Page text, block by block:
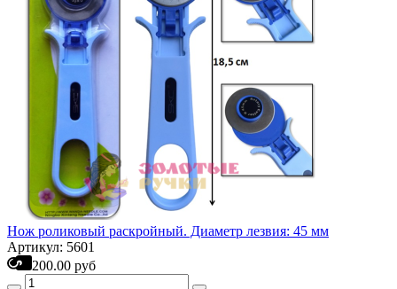
Нож роликовый раскройный. Диаметр лезвия: 45 мм
Артикул: 5601
200.00 руб